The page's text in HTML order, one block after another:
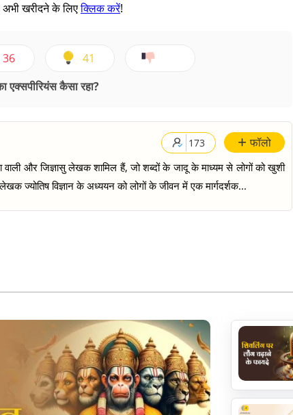
खरीदने के लिएक्लिक करें!
36
41
एक्सपीरियंस कैसा रहा?
+ फॉलो
173
वाली और जिज्ञासु लेखक शामिल हैं, जो शब्दों के जादू के माध्यम से लोगों को खुशी
ज्योतिष विज्ञान के अध्ययन को लोगों के जीवन में एक मार्गदर्शक...